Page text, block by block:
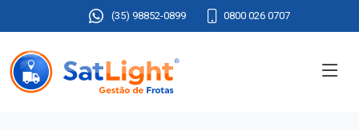
(35) 98852-0899 0800 026 0707